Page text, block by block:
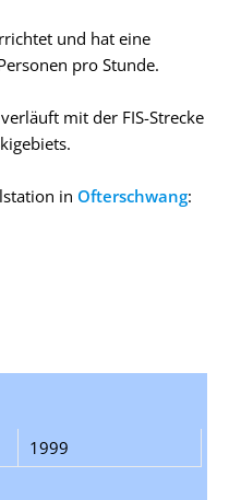
und hat eine
pro Stunde.
mit der FIS-Strecke
in Ofterschwang:
1999